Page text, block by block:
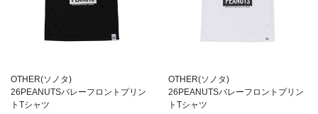
OTHER(ソノタ)
26PEANUTSバレーフロントプリン
トTシャツ
OTHER(ソノタ)
26PEANUTSバレーフロントプリン
トTシャツ